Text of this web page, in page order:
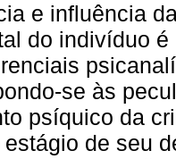
e influência
do indivíduo
se às
psíquico da
de seu